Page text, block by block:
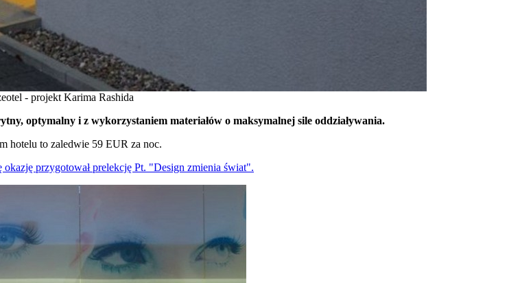
- projekt Karima Rashida
optymalny i z wykorzystaniem materiałów o maksymalnej sile oddziaływania.
hotelu to zaledwie 59 EUR za noc.
przygotował prelekcję Pt. "Design zmienia świat".